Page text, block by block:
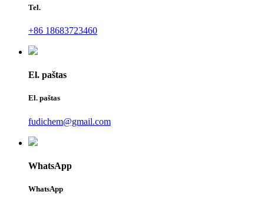
Tel.
+86 18683723460
El. paštas
El. paštas
fudichem@gmail.com
WhatsApp
WhatsApp